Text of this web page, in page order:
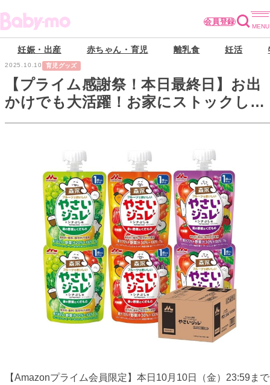
会員登録
妊娠・出産 赤ちゃん・育児 離乳食 妊活
2025.10.10 育児グッズ
【プライム感謝祭！本日最終日】お出
かけでも大活躍！お家にストックして
おきたい〈野菜ジュレ＆スムージー〉
【Amazonプライム会員限定】本日10月10日（金）23:59まで